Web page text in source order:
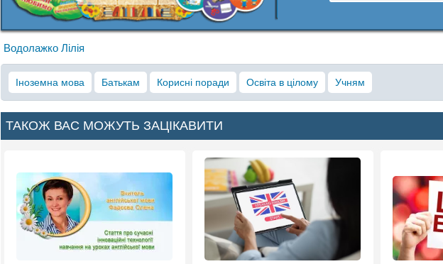
Водолажко Лілія
Іноземна мова Батькам Корисні поради Освіта в цілому Учням
ТАКОЖ ВАС МОЖУТЬ ЗАЦІКАВИТИ